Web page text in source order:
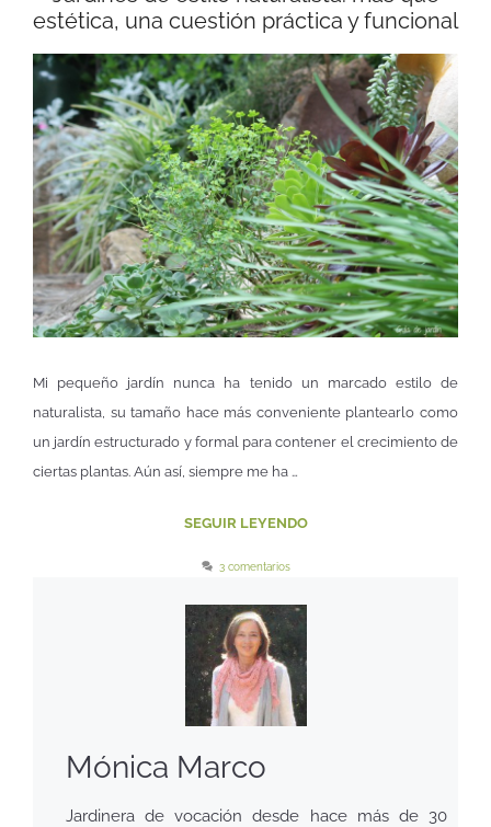
estética, una cuestión práctica y funcional
Mi pequeño jardín nunca ha tenido un marcado estilo de
naturalista, su tamaño hace más conveniente plantearlo como
un jardín estructurado y formal para contener el crecimiento de
ciertas plantas. Aún así, siempre me ha …
SEGUIR LEYENDO
3 comentarios
Mónica Marco
Jardinera de vocación desde hace más de 30